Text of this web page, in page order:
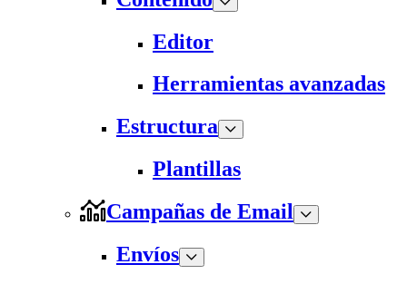
Editor
Herramientas avanzadas
Estructura
Plantillas
Campañas de Email
Envíos